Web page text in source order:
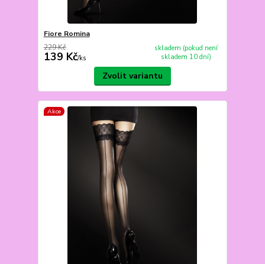
Fiore Romina
229 Kč
139 Kč/ks
skladem (pokud není
skladem 10 dní)
Zvolit variantu
Akce